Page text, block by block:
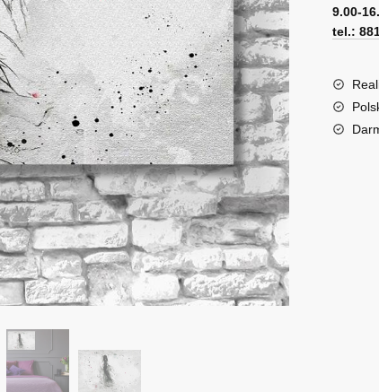
9.00-
tel.: